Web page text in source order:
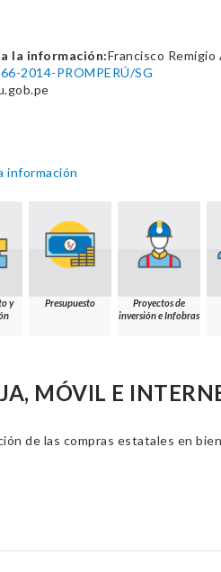
la información:Francisco Remigio
2014-PROMPERÚ/SG
información
y
Presupuesto
Proyectos de
inversión e Infobras
MÓVIL E
de las compras estatales en